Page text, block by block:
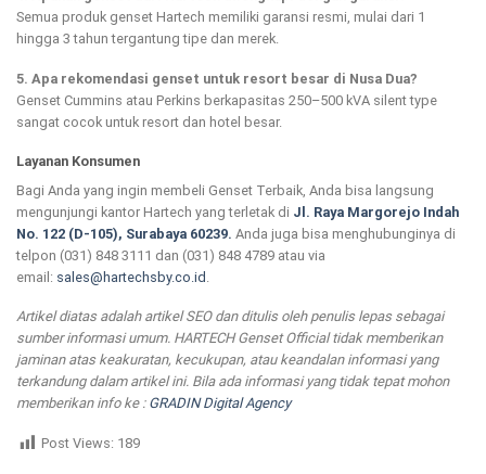
Semua produk genset Hartech memiliki garansi resmi, mulai dari 1
hingga 3 tahun tergantung tipe dan merek.
5. Apa rekomendasi genset untuk resort besar di Nusa Dua?
Genset Cummins atau Perkins berkapasitas 250–500 kVA silent type
sangat cocok untuk resort dan hotel besar.
Layanan Konsumen
Bagi Anda yang ingin membeli Genset Terbaik, Anda bisa langsung
mengunjungi kantor Hartech yang terletak di Jl. Raya Margorejo Indah
No. 122 (D-105), Surabaya 60239. Anda juga bisa menghubunginya di
telpon (031) 848 3111 dan (031) 848 4789 atau via
email: sales@hartechsby.co.id
Artikel diatas adalah artikel SEO dan ditulis oleh penulis lepas sebagai
sumber informasi umum. HARTECH Genset Official tidak memberikan
jaminan atas keakuratan, kecukupan, atau keandalan informasi yang
terkandung dalam artikel ini. Bila ada informasi yang tidak tepat mohon
memberikan info ke : GRADIN Digital Agency
Post Views: 189